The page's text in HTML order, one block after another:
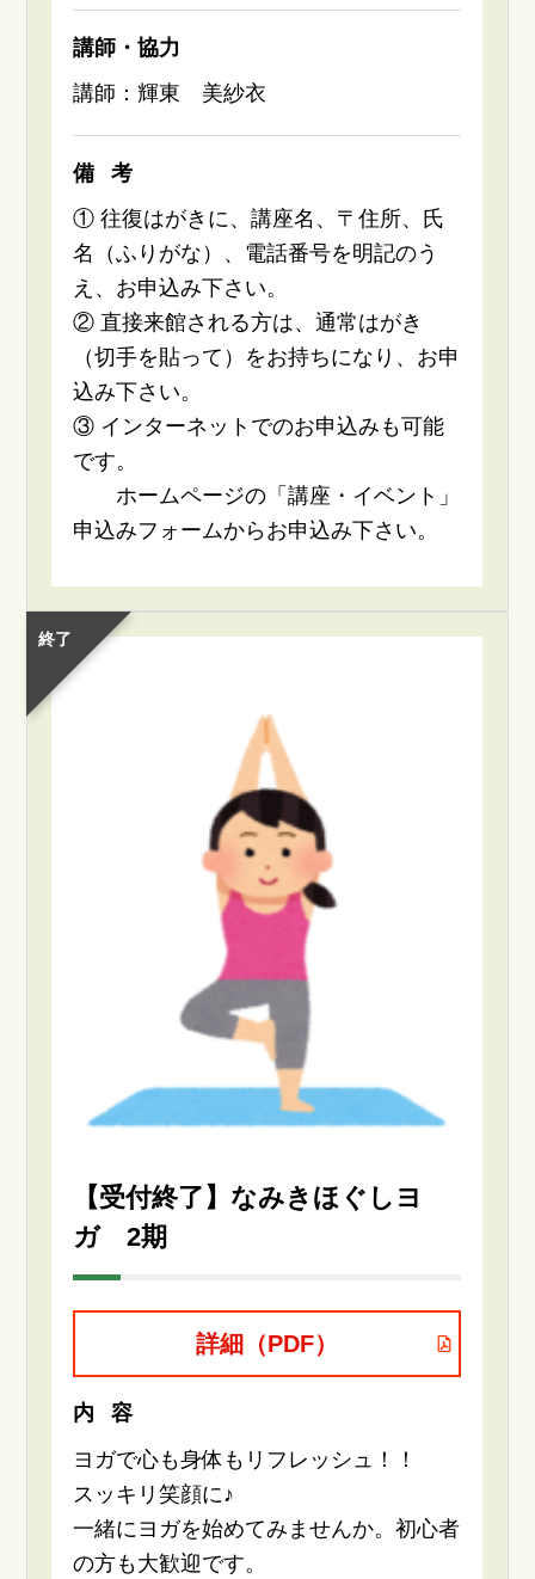
講師・協力
講師：輝東 美紗衣
備考
① 往復はがきに、講座名、〒住所、氏
名（ふりがな）、電話番号を明記のう
え、お申込み下さい。
② 直接来館される方は、通常はがき
（切手を貼って）をお持ちになり、お申
込み下さい。
③ インターネットでのお申込みも可能
です。
ホームページの「講座・イベント」
申込みフォームからお申込み下さい。
終了
【受付終了】なみきほぐしヨ
ガ 2期
詳細（PDF）
内容
ヨガで心も身体もリフレッシュ！！
スッキリ笑顔に♪
一緒にヨガを始めてみませんか。初心者
の方も大歓迎です。